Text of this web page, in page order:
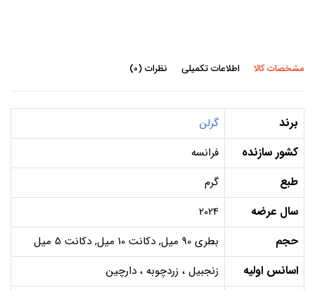
مشخصات کالا اطلاعات تکمیلی نظرات (0)
برند گرلن
کشور سازنده فرانسه
طبع گرم
سال عرضه 2024
حجم بطری 90 میل, دکانت 10 میل, دکانت 5 میل
اسانس اولیه زنجبیل ، زردچوبه ، دارچین